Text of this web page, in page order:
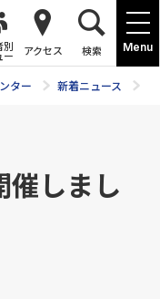
Menu
別
ー アクセス 検索
ター 新着ニュース
催しまし